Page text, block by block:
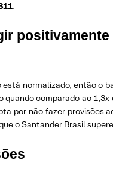
.
normalizado, então o
comparado ao
por não fazer provisões
o Santander Brasil